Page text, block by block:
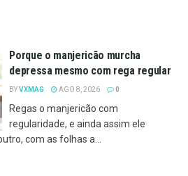
Porque o manjericão murcha
depressa mesmo com rega regular
BYVXMAG AGO 8, 2026 0
Regas o manjericão com
regularidade, e ainda assim ele
com as folhas a...